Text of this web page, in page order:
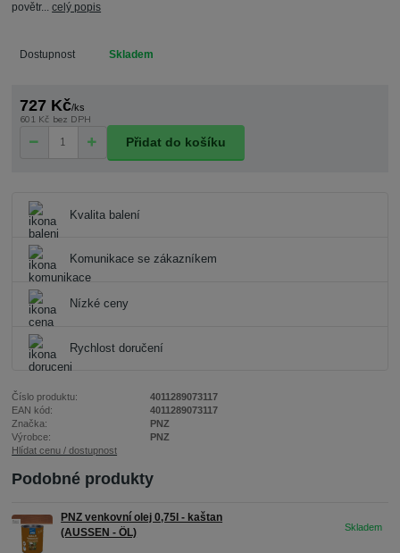
povětr...celý popis
Dostupnost Skladem
727 Kč/ks
601 Kč bez DPH
Přidat do košíku
Kvalita balení
Komunikace se zákazníkem
Nízké ceny
Rychlost doručení
Číslo produktu:
4011289073117
EAN kód:
4011289073117
Značka:
PNZ
Výrobce:
PNZ
Hlídat cenu / dostupnost
Podobné produkty
PNZ venkovní olej 0,75l - kaštan
(AUSSEN - ÖL)